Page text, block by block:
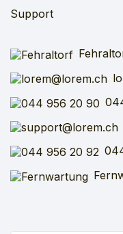
Support